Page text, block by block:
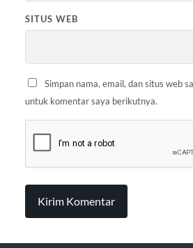
SITUS WEB
Simpan nama, email, dan situs web
untuk komentar saya berikutnya.